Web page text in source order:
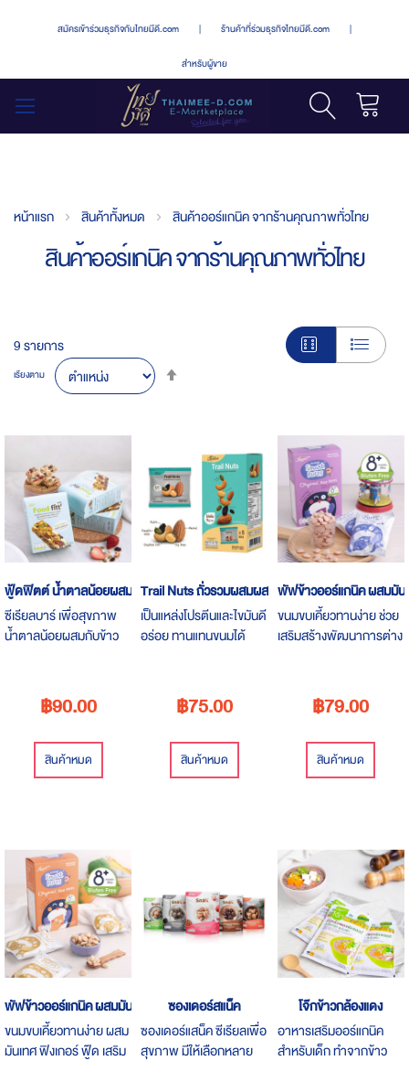
สมัครเข้าร่วมธุรกิจกับไทยมีดี.com | ร้านค้าที่ร่วมธุรกิจไทยมีดี.com |
สำหรับผู้ขาย
หน้าแรก สินค้าทั้งหมด สินค้าออร์แกนิค จากร้านคุณภาพทั่วไทย
สินค้าออร์แกนิค จากร้านคุณภาพทั่วไทย
9รายการ
เรียงตาม
ฟู้ดฟิตต์ น้ำตาลน้อยผสมข้าวกล้องงอก
ซีเรียลบาร์ เพื่อสุขภาพ
น้ำตาลน้อยผสมกับข้าว
อาหารเช้าคู่กับโยเกิร์ต
หรือ ทานเล่นก็ได้สุขภาพ
฿90.00
สินค้าหมด
Trail Nuts ถั่วรวมผสมผสมไม้
เป็นแหล่งโปรตีนและไขมันดี
อร่อย ทานแทนขนมได้
฿75.00
สินค้าหมด
พัฟข้าวออร์แกนิค ผสมมัน
ขนมขบเคี้ยวทานง่าย ช่วย
เสริมสร้างพัฒนาการต่าง
สายตา ช่วยให้หนูน้อยได้
เรียนรู้การทานอาหารด้วย
ตนเอง
฿79.00
สินค้าหมด
พัฟข้าวออร์แกนิค ผสมมันเทศ รสส้ม
ขนมขบเคี้ยวทานง่าย ผสม
มันเทศ ฟิงเกอร์ ฟู๊ด เสริม
ซองเดอร์สแน็ค
ซองเดอร์แสน็ค ซีเรียลเพื่อ
สุขภาพ มีให้เลือกหลาย
โจ๊กข้าวกล้องแดง
อาหารเสริมออร์แกนิค
สำหรับเด็ก ทำจากข้าว